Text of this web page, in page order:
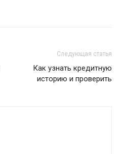
Следующая статья
Как узнать кредитную
историю и проверить